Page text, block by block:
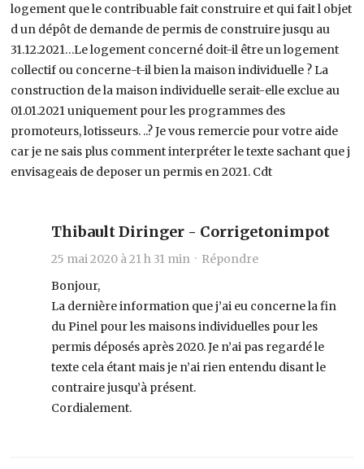
logement que le contribuable fait construire et qui fait l objet
d un dépôt de demande de permis de construire jusqu au
31.12.2021…Le logement concerné doit-il être un logement
collectif ou concerne-t-il bien la maison individuelle ? La
construction de la maison individuelle serait-elle exclue au
01.01.2021 uniquement pour les programmes des
promoteurs, lotisseurs. ..? Je vous remercie pour votre aide
car je ne sais plus comment interpréter le texte sachant que j
envisageais de deposer un permis en 2021. Cdt
Thibault Diringer - Corrigetonimpot
25 mai 2020 à 21 h 31 min · Répondre
Bonjour,
La dernière information que j’ai eu concerne la fin
du Pinel pour les maisons individuelles pour les
permis déposés après 2020. Je n’ai pas regardé le
texte cela étant mais je n’ai rien entendu disant le
contraire jusqu’à présent.
Cordialement.